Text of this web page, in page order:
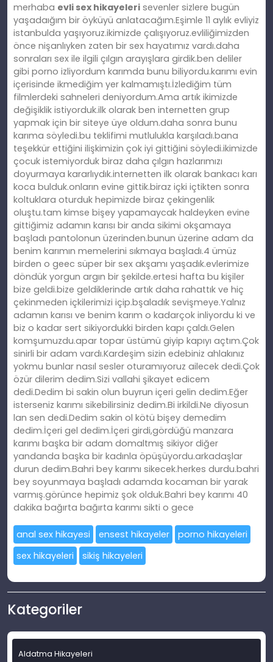
merhaba evli sex hikayeleri sevenler sizlere bugün
yaşadaığım bir öyküyü anlatacağım.Eşimle 11 aylık evliyiz
istanbulda yaşıyoruz.ikimizde çalışıyoruz.evliliğimizden
önce nişanlıyken zaten bir sex hayatımız vardı.daha
sonraları sex ile ilgili çılgın arayışlara girdik.ben deliler
gibi porno izliyordum karımda bunu biliyordu.karımı evin
içerisinde ikmediğim yer kalmamıştı.İzlediğim tüm
filmlerdeki sahneleri deniyordum.Ama artık ikimizde
değişiklik istiyorduk.ilk olarak ben internetten grup
yapmak için bir siteye üye oldum.daha sonra bunu
karıma söyledi.bu teklifimi mutlulukla karşıladı.bana
teşekkür ettiğini ilişkimizin çok iyi gittiğini söyledi.ikimizde
çocuk istemiyorduk biraz daha çılgın hazlarımızı
doyurmaya kararlıydık.internetten ilk olarak bankacı karı
koca bulduk.onların evine gittik.biraz içki içtikten sonra
koltuklara oturduk hepimizde biraz çekingenlik
oluştu.tam kimse bişey yapamaycak haldeyken evine
gittiğimiz adamın karısı bir anda sikimi okşamaya
başladı pantolonun üzerinden.bunun üzerine adam da
benim karımın memelerini sıkmaya başladı.4 ümüz
birden o geec süper bir sex akşamı yaşadık.evlerimize
döndük yorgun argın bir şekilde.ertesi hafta bu kişiler
bize geldi.bize geldiklerinde artık daha rahattık ve hiç
çekinmeden içkilerimizi içip.bşaladık sevişmeye.Yalnız
adamın karısı ve benim karım o kadarçok inliyordu ki ve
biz o kadar sert sikiyordukki birden kapı çaldı.Gelen
komşumuzdu.apar topar üstümü giyip kapıyı açtım.Çok
sinirli bir adam vardı.Kardeşim sizin edebiniz ahlakınız
yokmu bunlar nasıl sesler oturamıyoruz ailecek dedi.Çok
özür dilerim dedim.Sizi vallahi şikayet edicem
dedi.Dedim bi sakin olun buyrun içeri gelin dedim.Eğer
isterseniz karımı sikebilirsiniz dedim.Bi irkildi.Ne diyosun
lan sen dedi.Dedim sakin ol kötü bişey demedim
dedim.İçeri gel dedim.İçeri girdi,gördüğü manzara
karımı başka bir adam domaltmış sikiyor diğer
yandanda başka bir kadınla öpüşüyordu.arkadaşlar
durun dedim.Bahri bey karımı sikecek.herkes durdu.bahri
bey soyunmaya başladı adamda kocaman bir yarak
varmış.görünce hepimiz şok olduk.Bahri bey karımı 40
dakika bağırta bağırta karımı sikti o gece
anal sex hikayesi ensest hikayeler
porno hikayeleri
sex hikayeleri
sikiş hikayeleri
Kategoriler
Aldatma Hikayeleri